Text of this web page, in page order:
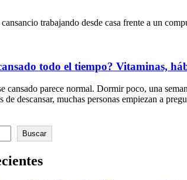
todo el tiempo? Vitaminas,
cansado parece normal. Dormir poco, una
de descansar, muchas personas empiezan a
Buscar